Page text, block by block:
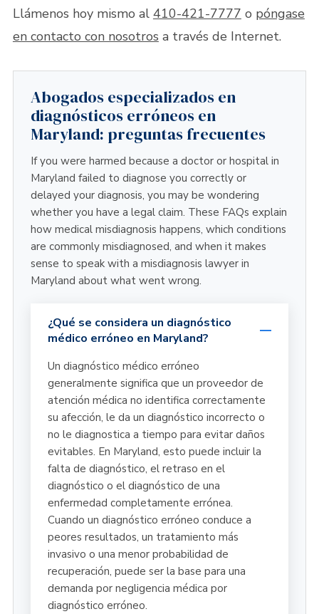
Llámenos hoy mismo al 410-421-7777 o póngase
en contacto con nosotros a través de Internet.
Abogados especializados en
diagnósticos erróneos en
Maryland: preguntas frecuentes
If you were harmed because a doctor or hospital in
Maryland failed to diagnose you correctly or
delayed your diagnosis, you may be wondering
whether you have a legal claim. These FAQs explain
how medical misdiagnosis happens, which conditions
are commonly misdiagnosed, and when it makes
sense to speak with a misdiagnosis lawyer in
Maryland about what went wrong.
¿Qué se considera un diagnóstico
médico erróneo en Maryland?
Un diagnóstico médico erróneo
generalmente significa que un proveedor de
atención médica no identifica correctamente
su afección, le da un diagnóstico incorrecto o
no le diagnostica a tiempo para evitar daños
evitables. En Maryland, esto puede incluir la
falta de diagnóstico, el retraso en el
diagnóstico o el diagnóstico de una
enfermedad completamente errónea.
Cuando un diagnóstico erróneo conduce a
peores resultados, un tratamiento más
invasivo o una menor probabilidad de
recuperación, puede ser la base para una
demanda por negligencia médica por
diagnóstico erróneo.